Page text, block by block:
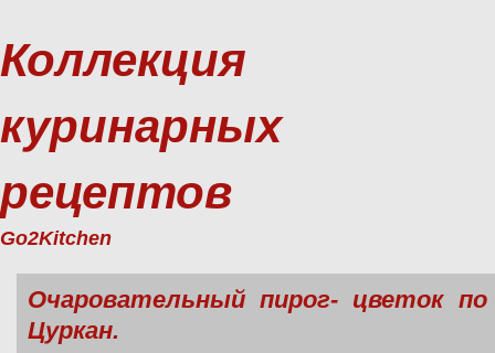
Коллекция
куринарных
рецептов
Go2Kitchen
Очаровательный пирог- цветок
Цуркан.